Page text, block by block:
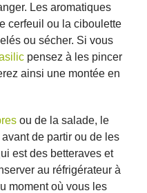
Les aromatiques
cerfeuil ou la ciboulette
ou sécher. Si vous
pensez à les pincer
ainsi une montée en
ou de la salade, le
de partir ou de les
est des betteraves et
au réfrigérateur à
moment où vous les